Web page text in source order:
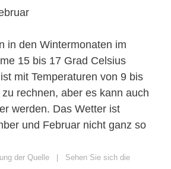
in den Wintermonaten im
15 bis 17 Grad Celsius
mit Temperaturen von 9 bis
rechnen, aber es kann auch
werden. Das Wetter ist
und Februar nicht ganz so
der Quelle | Sehen Sie sich die